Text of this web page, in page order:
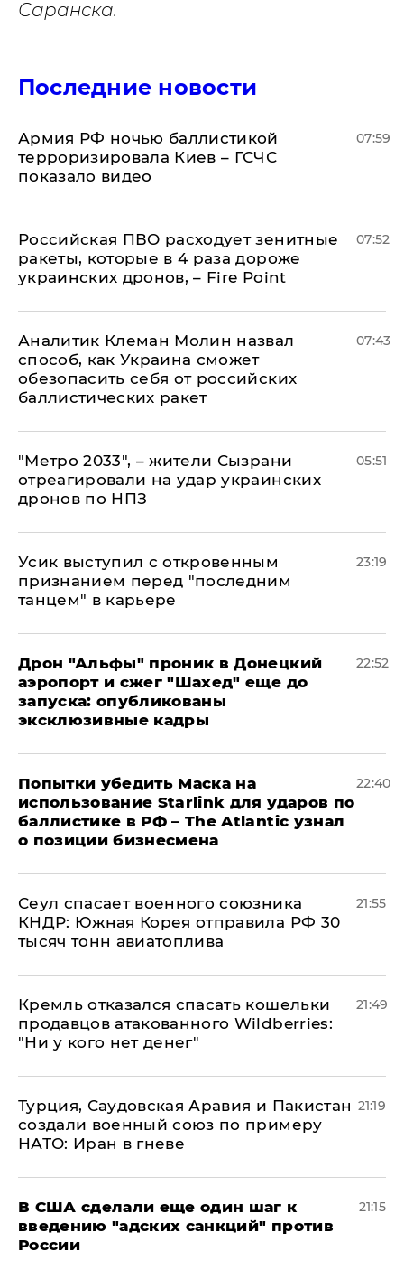
Саранска.
Последние новости
Армия РФ ночью баллистикой
терроризировала Киев – ГСЧС
показало видео
07:59
Российская ПВО расходует зенитные
ракеты, которые в 4 раза дороже
украинских дронов, – Fire Point
07:52
Аналитик Клеман Молин назвал
способ, как Украина сможет
обезопасить себя от российских
баллистических ракет
07:43
"Метро 2033", – жители Сызрани
отреагировали на удар украинских
дронов по НПЗ
05:51
Усик выступил с откровенным
признанием перед "последним
танцем" в карьере
23:19
Дрон "Альфы" проник в Донецкий
аэропорт и сжег "Шахед" еще до
запуска: опубликованы
эксклюзивные кадры
22:52
Попытки убедить Маска на
использование Starlink для ударов по
баллистике в РФ – The Atlantic узнал
о позиции бизнесмена
22:40
​Сеул спасает военного союзника
КНДР: Южная Корея отправила РФ 30
тысяч тонн авиатоплива
21:55
Кремль отказался спасать кошельки
продавцов атакованного Wildberries:
"Ни у кого нет денег"
21:49
Турция, Саудовская Аравия и Пакистан
создали военный союз по примеру
НАТО: Иран в гневе
21:19
В США сделали еще один шаг к
введению "адских санкций" против
России
21:15